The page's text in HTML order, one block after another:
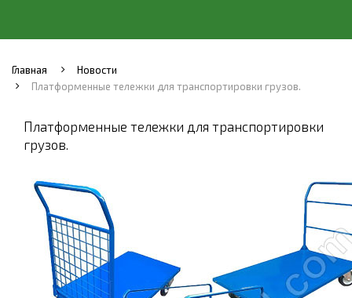
Главная
Новости
Платформенные тележки для транспортировки грузов.
Платформенные тележки для транспортировки
грузов.